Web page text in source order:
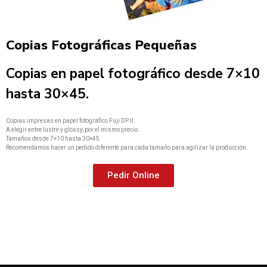
Copias Fotográficas Pequeñas
Copias en papel fotográfico desde 7×10
hasta 30×45.
Copias impresas en papel fotográfico Fuji DP II.
A elegir entre lustre y glossy, por el mismo precio.
Tamaños desde 7×10 hasta 30×45.
Recomendamos hacer un pedido diferente para cada tamaño para agilizar la producción.
Pedir Online